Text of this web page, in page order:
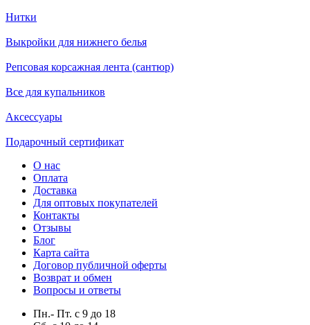
Нитки
Выкройки для нижнего белья
Репсовая корсажная лента (сантюр)
Все для купальников
Аксессуары
Подарочный сертификат
О нас
Оплата
Доставка
Для оптовых покупателей
Контакты
Отзывы
Блог
Карта сайта
Договор публичной оферты
Возврат и обмен
Вопросы и ответы
Пн.- Пт. с 9 до 18